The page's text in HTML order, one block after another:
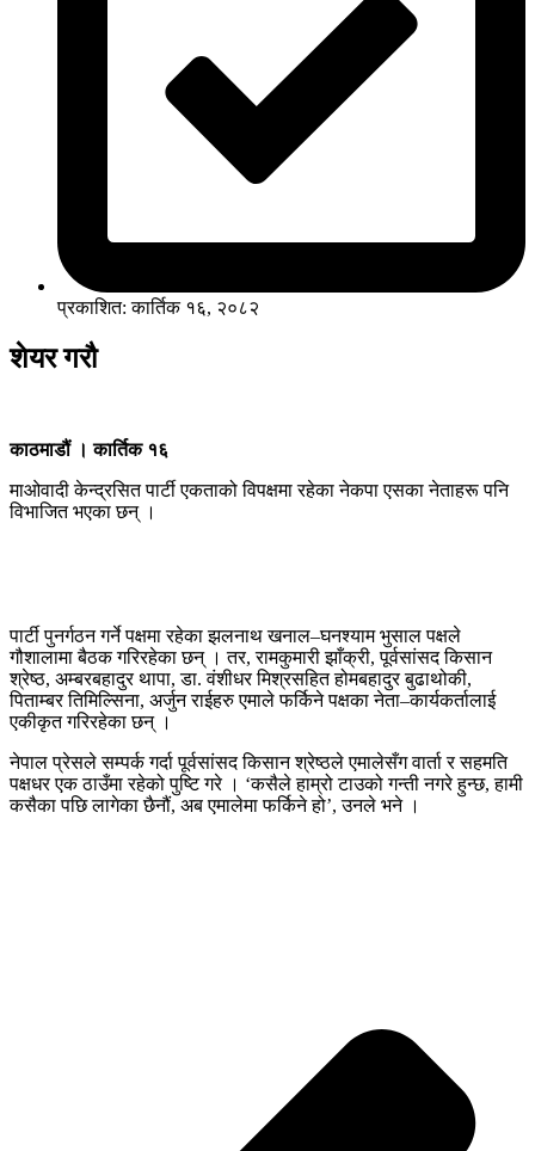
प्रकाशित: कार्तिक १६, २०८२
शेयर गरौ
काठमाडौं । कार्तिक १६
माओवादी केन्द्रसित पार्टी एकताको विपक्षमा रहेका नेकपा एसका नेताहरू पनि
विभाजित भएका छन् ।
पार्टी पुनर्गठन गर्ने पक्षमा रहेका झलनाथ खनाल–घनश्याम भुसाल पक्षले
गौशालामा बैठक गरिरहेका छन् । तर, रामकुमारी झाँक्री, पूर्वसांसद किसान
श्रेष्ठ, अम्बरबहादुर थापा, डा. वंशीधर मिश्रसहित होमबहादुर बुढाथोकी,
पिताम्बर तिमिल्सिना, अर्जुन राईहरु एमाले फर्किने पक्षका नेता–कार्यकर्तालाई
एकीकृत गरिरहेका छन् ।
नेपाल प्रेसले सम्पर्क गर्दा पूर्वसांसद किसान श्रेष्ठले एमालेसँग वार्ता र सहमति
पक्षधर एक ठाउँमा रहेको पुष्टि गरे । ‘कसैले हाम्रो टाउको गन्ती नगरे हुन्छ, हामी
कसैका पछि लागेका छैनौं, अब एमालेमा फर्किने हो’, उनले भने ।